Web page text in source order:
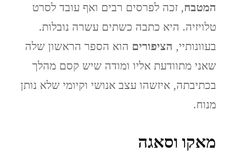
המטבח, זכה לפרסים רבים ואף עובד לסרט
טלויזיה. היא כתבה כשתים עשרה נובלות.
בעוונותיי, הציפורים הוא הספר הראשון שלה
שאני מתוודעת אליו ומודה שיש קסם מהלך
בכתיבתה, איזשהו עצב אנושי וקיומי שלא נותן
מנוח.
מאקו וסאגה